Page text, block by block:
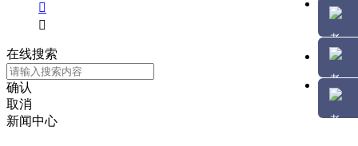


在线搜索
确认
取消
新闻中心